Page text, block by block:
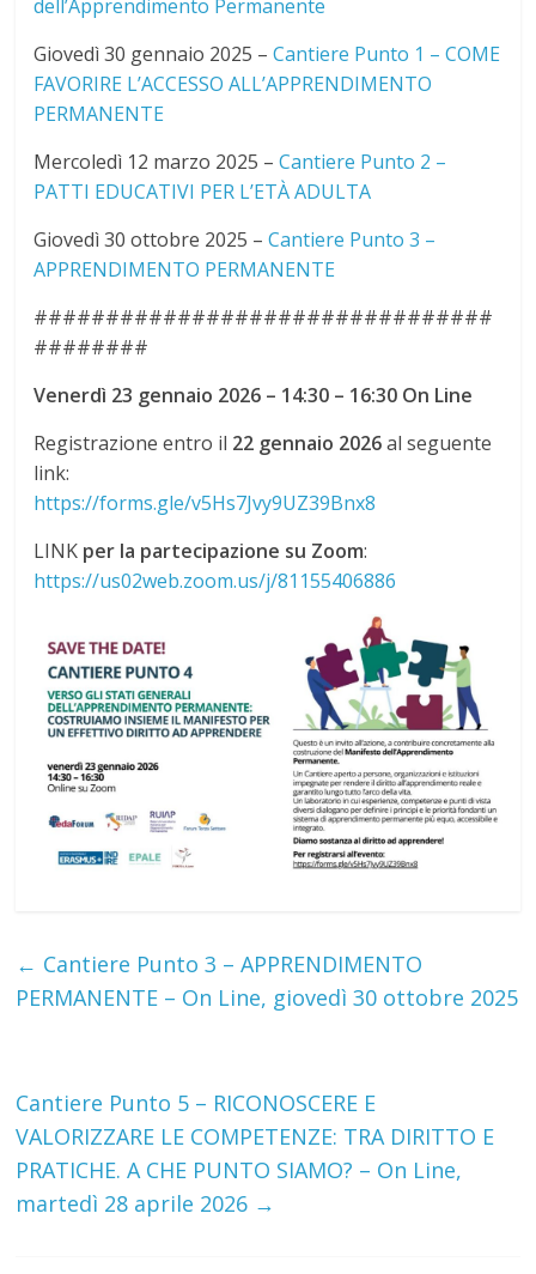
dell’Apprendimento Permanente
Giovedì 30 gennaio 2025 –Cantiere Punto 1 – COME
FAVORIRE L’ACCESSO ALL’APPRENDIMENTO
PERMANENTE
Mercoledì 12 marzo 2025 –Cantiere Punto 2 –
PATTI EDUCATIVI PER L’ETÀ ADULTA
Giovedì 30 ottobre 2025 –Cantiere Punto 3 –
APPRENDIMENTO PERMANENTE
################################
########
Venerdì 23 gennaio 2026 – 14:30 – 16:30 On Line
Registrazione entro il 22 gennaio 2026al seguente
link:
https://forms.gle/v5Hs7Jvy9UZ39Bnx8
LINK per la partecipazione su Zoom:
https://us02web.zoom.us/j/81155406886
← Cantiere Punto 3 – APPRENDIMENTO
PERMANENTE – On Line, giovedì 30 ottobre 2025
Cantiere Punto 5 – RICONOSCERE E
VALORIZZARE LE COMPETENZE: TRA DIRITTO E
PRATICHE. A CHE PUNTO SIAMO? – On Line,
martedì 28 aprile 2026 →